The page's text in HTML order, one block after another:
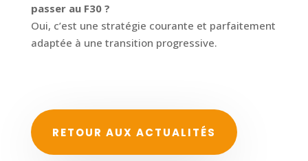
passer au F30 ?
Oui, c’est une stratégie courante et parfaitement
adaptée à une transition progressive.
RETOUR AUX ACTUALITÉS